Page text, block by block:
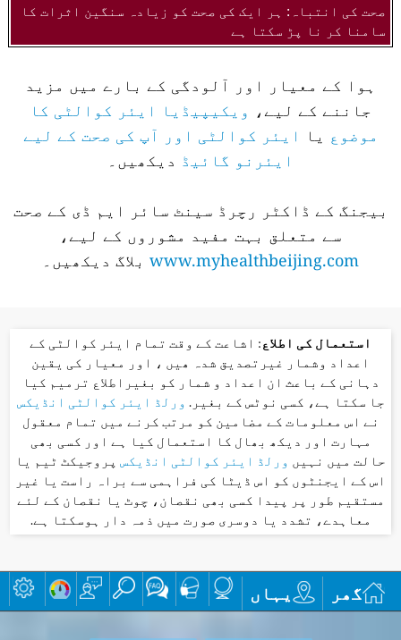
صحت کی انتباہ: ہر ایک کی صحت کو زیادہ سنگین اثرات کا
سامنا کر نا پڑ سکتا ہے
ہوا کے معیار اور آلودگی کے بارے میں مزید
جاننے کے لیے، ویکیپیڈیا ایئر کوالٹی کا
موضوع یا
ایئر کوالٹی اور آپ کی صحت کے لیے
ایئرنو گائیڈ دیکھیں۔
بیجنگ کے ڈاکٹر رچرڈ سینٹ سائر ایم ڈی کے صحت
سے متعلق بہت مفید مشوروں کے لیے،
www.myhealthbeijing.com بلاگ دیکھیں۔
استعمال کی اطلاع: اشاعت کے وقت تمام ایئر کوالٹی کے
اعداد وشمار غیرتصدیق شدہ ھیں ، اور معیار کی یقین
دہانی کے باعث ان اعداد و شمار کو بغیراطلاع ترمیم کیا
جا سکتا ہے، کسی نوٹس کے بغیر. ورلڈ ایئر کوالٹی انڈیکس
نے اس معلومات کے مضامین کو مرتب کرنے میں تمام معقول
مہارت اور دیکھ بھال کا استعمال کیا ہے اور کسی بھی
حالت میں نہیں ورلڈ ایئر کوالٹی انڈیکس پروجیکٹ ٹیم یا
اس کے ایجنٹوں کو اس ڈیٹا کی فراہمی سے براہ راست یا غیر
مستقیم طور پر پیدا کسی بھی نقصان، چوٹ یا نقصان کے لئے
معاہدے، تشدد یا دوسری صورت میں ذمہ دار ہوسکتا ہے.
گھر یہاں